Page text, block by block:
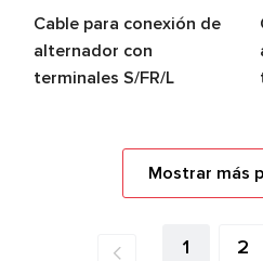
Cable para conexión de
alternador con
terminales S/FR/L
Mostrar más
1 2